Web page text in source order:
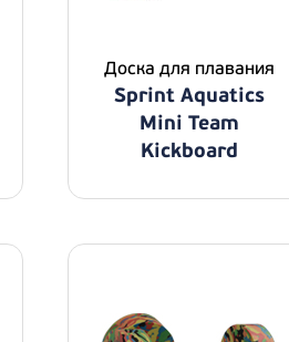
Доска для плавания
Sprint Aquatics
Mini Team
Kickboard